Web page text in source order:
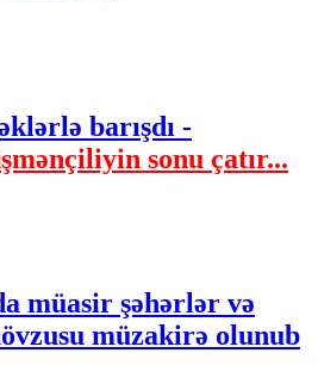
barışdı -
sonu çatır...
müasir şəhərlər və
müzakirə olunub